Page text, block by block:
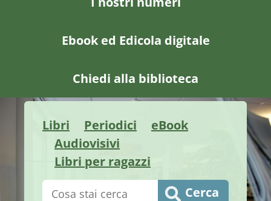
Ebook ed Edicola digitale
Chiedi alla biblioteca
Libri Periodici
eBook
Audiovisivi
Libri per ragazzi
Cerca su "Catalogo" Cerca